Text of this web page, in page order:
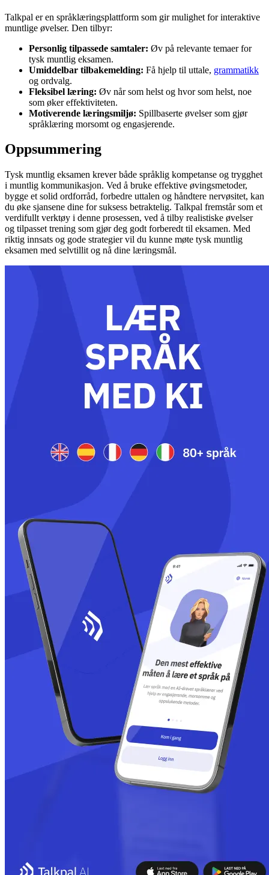
Talkpal er en språklæringsplattform som gir mulighet for interaktive
muntlige øvelser. Den tilbyr:
Personlig tilpassede samtaler: Øv på relevante temaer for
tysk muntlig eksamen.
Umiddelbar tilbakemelding: Få hjelp til uttale, grammatikk
og ordvalg.
Fleksibel læring: Øv når som helst og hvor som helst, noe
som øker effektiviteten.
Motiverende læringsmiljø: Spillbaserte øvelser som gjør
språklæring morsomt og engasjerende.
Oppsummering
Tysk muntlig eksamen krever både språklig kompetanse og trygghet
i muntlig kommunikasjon. Ved å bruke effektive øvingsmetoder,
bygge et solid ordforråd, forbedre uttalen og håndtere nervøsitet, kan
du øke sjansene dine for suksess betraktelig. Talkpal fremstår som et
verdifullt verktøy i denne prosessen, ved å tilby realistiske øvelser
og tilpasset trening som gjør deg godt forberedt til eksamen. Med
riktig innsats og gode strategier vil du kunne møte tysk muntlig
eksamen med selvtillit og nå dine læringsmål.